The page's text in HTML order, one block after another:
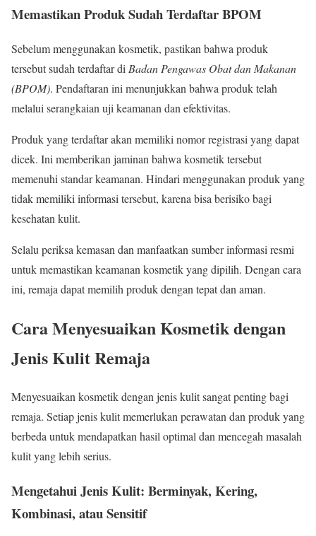
Memastikan Produk Sudah Terdaftar BPOM
Sebelum menggunakan kosmetik, pastikan bahwa produk
tersebut sudah terdaftar di Badan Pengawas Obat dan Makanan
(BPOM). Pendaftaran ini menunjukkan bahwa produk telah
melalui serangkaian uji keamanan dan efektivitas.
Produk yang terdaftar akan memiliki nomor registrasi yang dapat
dicek. Ini memberikan jaminan bahwa kosmetik tersebut
memenuhi standar keamanan. Hindari menggunakan produk yang
tidak memiliki informasi tersebut, karena bisa berisiko bagi
kesehatan kulit.
Selalu periksa kemasan dan manfaatkan sumber informasi resmi
untuk memastikan keamanan kosmetik yang dipilih. Dengan cara
ini, remaja dapat memilih produk dengan tepat dan aman.
Cara Menyesuaikan Kosmetik dengan
Jenis Kulit Remaja
Menyesuaikan kosmetik dengan jenis kulit sangat penting bagi
remaja. Setiap jenis kulit memerlukan perawatan dan produk yang
berbeda untuk mendapatkan hasil optimal dan mencegah masalah
kulit yang lebih serius.
Mengetahui Jenis Kulit: Berminyak, Kering,
Kombinasi, atau Sensitif